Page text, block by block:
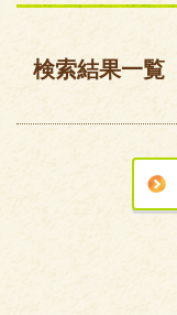
検索結果一覧